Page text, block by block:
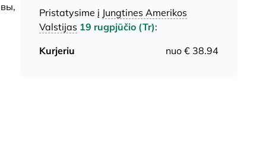
Pristatysime į Jungtines Amerikos
Valstijas 19 rugpjūčio (Tr):
Kurjeriu
nuo € 38.94